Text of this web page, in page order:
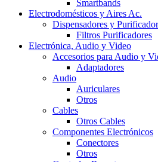
Smartbands
Electrodomésticos y Aires Ac.
Dispensadores y
Filtros Purificadores
Electrónica, Audio y Video
Accesorios para Audio y
Adaptadores
Audio
Auriculares
Otros
Cables
Otros Cables
Componentes Electrónicos
Conectores
Otros